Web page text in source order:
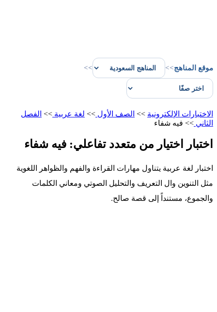
موقع المناهج>>
>>
الاختبارات الإلكترونية >> الصف الأول >> لغة عربية >> الفصل
الثاني >> فيه شفاء
اختبار اختيار من متعدد تفاعلي: فيه شفاء
اختبار لغة عربية يتناول مهارات القراءة والفهم والظواهر اللغوية
مثل التنوين وال التعريف والتحليل الصوتي ومعاني الكلمات
والجموع، مستنداً إلى قصة صالح.